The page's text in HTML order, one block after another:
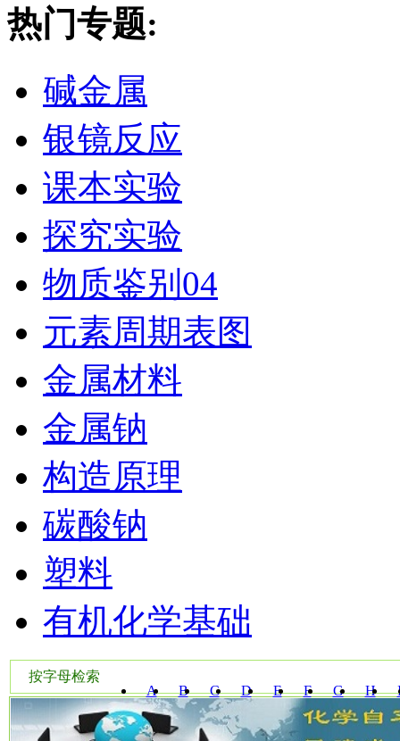
热门专题:
碱金属
银镜反应
课本实验
探究实验
物质鉴别04
元素周期表图
金属材料
金属钠
构造原理
碳酸钠
塑料
有机化学基础
按字母检索
A
B C D E F G H
W Y